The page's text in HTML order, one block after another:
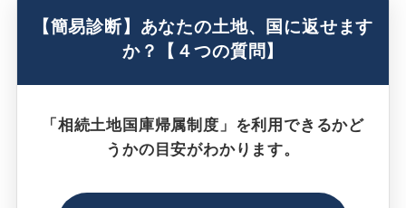
【簡易診断】あなたの土地、国に返せます
か？【４つの質問】
「相続土地国庫帰属制度」を利用できるかど
うかの目安がわかります。